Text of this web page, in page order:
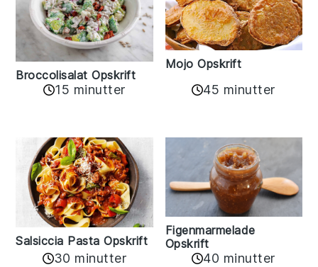
Broccolisalat Opskrift
15 minutter
Mojo Opskrift
45 minutter
Salsiccia Pasta Opskrift
30 minutter
Figenmarmelade
Opskrift
40 minutter